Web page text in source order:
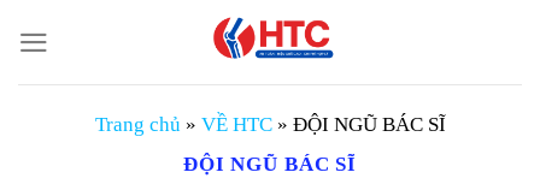
đến
nội
Trang chủ » VỀ HTC» ĐỘI NGŨ BÁC SĨ
ĐỘI NGŨ BÁC SĨ